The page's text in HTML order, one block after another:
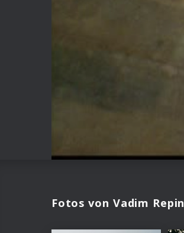
Fotos von Vadim Repin